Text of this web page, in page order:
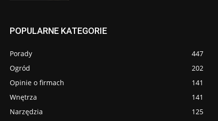
POPULARNE KATEGORIE
Porady
447
Ogród
202
Opinie o firmach
141
Wnętrza
141
Narzędzia
125